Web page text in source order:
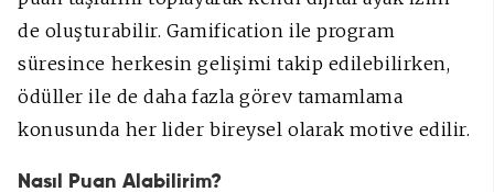
de oluşturabilir. Gamification ile program
süresince herkesin gelişimi takip edilebilirken,
ödüller ile de daha fazla görev tamamlama
konusunda her lider bireysel olarak motive edilir.
Nasıl Puan Alabilirim?